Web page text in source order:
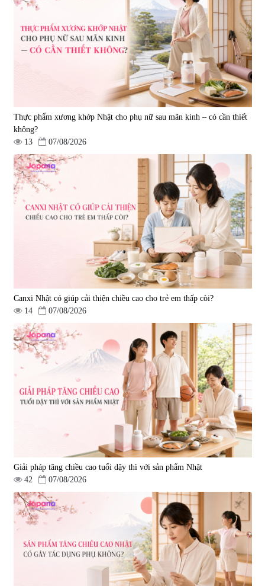
Viên uống bổ não Ribeto Shoji
57.920
1.450.000 đ
Viên nang uống cải thiện thị lực,
trí nhớ DHA + EPA + Flaxseed
Oil 30 viên/gói - Date 02/2027
|52.346
225.000 đ
Tẩy tế bào chết Nichiei Bussan
Nano NMN+ Peeling Gel
Luxury 200g
1.490.000 đ
Viên uống hỗ trợ bền thành
mạch, ngừa tai biến Elastin Plus
& Nattokinase Hokoen 80 viên
|0
980.000 đ
Viên uống bổ gan Ribeto Shoji
Hepaclean 60 viên
543.205
690.000 đ
Viên uống hỗ trợ cải thiện thoát
vị đĩa đệm Kyoto Has 30 viên
14.560
1.600.000 đ
Viên uống hỗ trợ giấc ngủ Fujina
Sleepy Nhật Bản 80 viên
|13.760
580.000 đ
điều trị đột quỵ Biken Kinase
Gold 60 viên
|0
1.570.000 đ
Thực phẩm xương khớp Nhật cho phụ nữ sau mãn kinh – có cần thiết
không?
13
07/08/2026
Canxi Nhật có giúp cải thiện chiều cao cho trẻ em thấp còi?
14
07/08/2026
Giải pháp tăng chiều cao tuổi dậy thì với sản phẩm Nhật
42
07/08/2026